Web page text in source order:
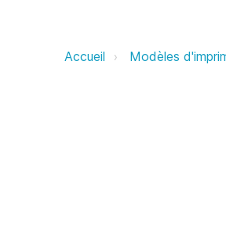
Cognitive ezeep
Accueil Modèles